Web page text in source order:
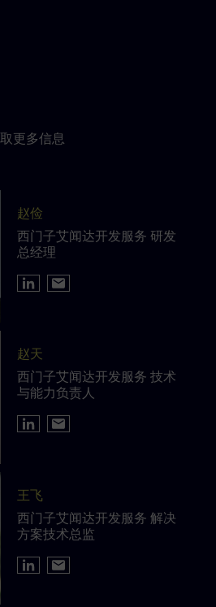
更多信息
赵俭
西门子艾闻达开发服务 研发
总经理
赵天
西门子艾闻达开发服务 技术
与能力负责人
王飞
西门子艾闻达开发服务 解决
方案技术总监